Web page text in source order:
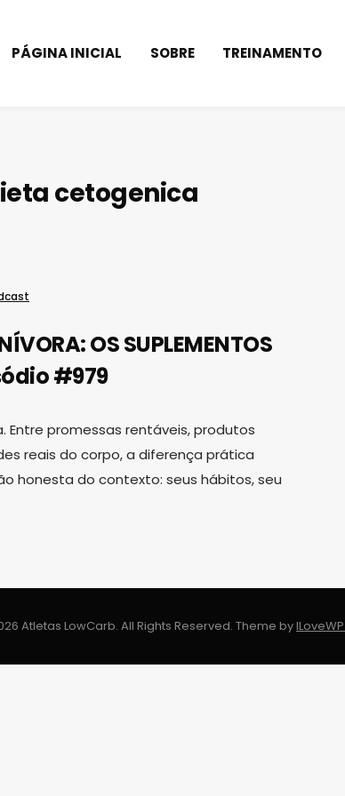
PÁGINA INICIAL SOBRE TREINAMENTO
cetogenica
OS SUPLEMENTOS
#979
Entre promessas rentáveis, produtos
reais do corpo, a diferença prática
honesta do contexto: seus hábitos, seu
Atletas LowCarb. All Rights Reserved. Theme by